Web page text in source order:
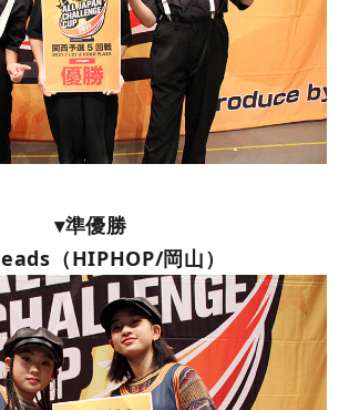
▾準優勝
（HIPHOP/岡山）